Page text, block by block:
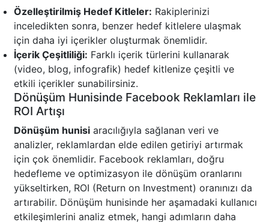
Özelleştirilmiş Hedef Kitleler: Rakiplerinizi
inceledikten sonra, benzer hedef kitlelere ulaşmak
için daha iyi içerikler oluşturmak önemlidir.
İçerik Çeşitliliği: Farklı içerik türlerini kullanarak
(video, blog, infografik) hedef kitlenize çeşitli ve
etkili içerikler sunabilirsiniz.
Dönüşüm Hunisinde Facebook Reklamları ile
ROI Artışı
Dönüşüm hunisi aracılığıyla sağlanan veri ve
analizler, reklamlardan elde edilen getiriyi artırmak
için çok önemlidir. Facebook reklamları, doğru
hedefleme ve optimizasyon ile dönüşüm oranlarını
yükseltirken, ROI (Return on Investment) oranınızı da
artırabilir. Dönüşüm hunisinde her aşamadaki kullanıcı
etkileşimlerini analiz etmek, hangi adımların daha